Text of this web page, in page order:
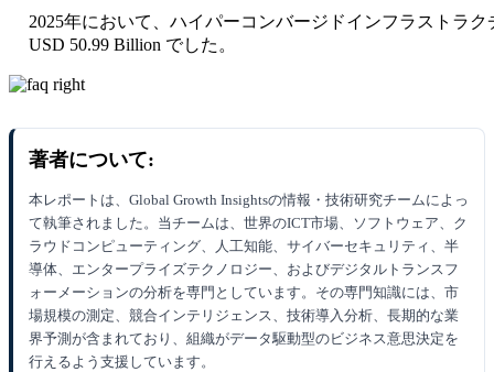
2025年において、ハイパーコンバージドインフラストラ
USD 50.99 Billion でした。
著者について:
本レポートは、Global Growth Insightsの情報・技術研究チームによっ
て執筆されました。当チームは、世界のICT市場、ソフトウェア、ク
ラウドコンピューティング、人工知能、サイバーセキュリティ、半
導体、エンタープライズテクノロジー、およびデジタルトランスフ
ォーメーションの分析を専門としています。その専門知識には、市
場規模の測定、競合インテリジェンス、技術導入分析、長期的な業
界予測が含まれており、組織がデータ駆動型のビジネス意思決定を
行えるよう支援しています。